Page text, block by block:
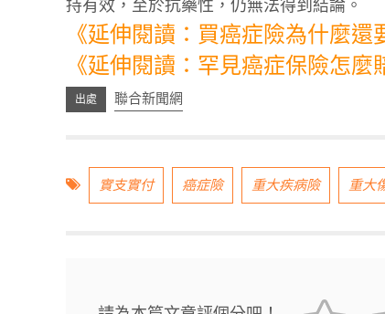
持有效，至於抗藥性，仍無法得到結論。
《延伸閱讀：買癌症險為什麼還
《延伸閱讀：罕見癌症保險怎
聯合新聞網
實支實付 癌症險 重大疾病險 重大